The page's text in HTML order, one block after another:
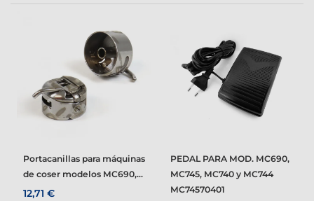
Portacanillas para máquinas
de coser modelos MC690,...
12,71 €
PEDAL PARA MOD. MC690,
MC745, MC740 y MC744
MC74570401